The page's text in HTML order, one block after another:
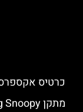
כרטיס
מתקן The Flying Snoopy ביוניברסל יפן